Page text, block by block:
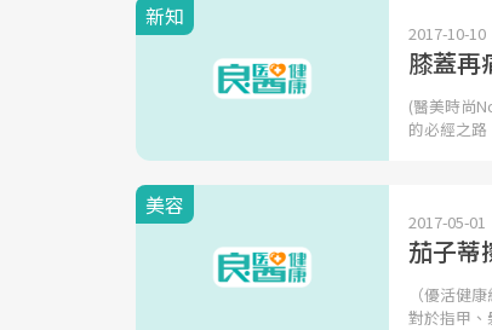
新知
2017-10-10
膝蓋
(醫美時尚​
的必經之路
美容
2017-05-01
茄子蒂
（優活健
對於指甲